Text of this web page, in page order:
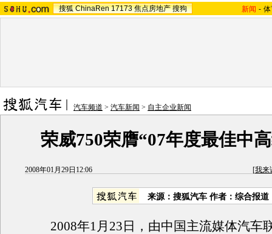
搜狐 ChinaRen 17173 焦点房地产 搜狗 新闻 -
汽车频道 > 汽车新闻 > 自主企业新闻
荣威750荣膺“07年度最佳中
2008年01月29日12:06 [我来
来源：搜狐汽车 作者：综合报道
2008年1月23日，由中国主流媒体汽车